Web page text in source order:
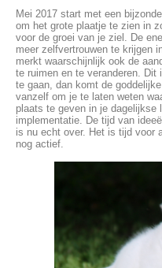
Mei 2017 start met een
om het grote plaatje te zien in
voor de groei van je ziel. De
meer zelfvertrouwen te krijgen
merkt waarschijnlijk ook de
te ruimen en te veranderen.
te gaan, dan komt de
vanzelf om je te laten weten
plaats te geven in je dagelijkse
implementatie. De tijd van
is nu echt over. Het is tijd voor
nog actief.